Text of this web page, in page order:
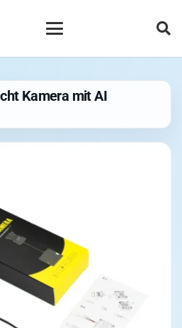
Kamera mit AI